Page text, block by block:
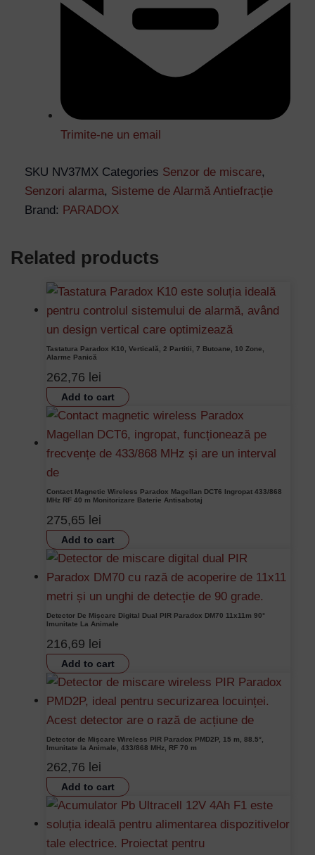
Trimite-ne un email
SKU NV37MX Categories Senzor de miscare,
Senzori alarma, Sisteme de Alarmă Antiefracție
Brand: PARADOX
Related products
Tastatura Paradox K10, Verticală, 2 Partitii, 7 Butoane, 10 Zone,
Alarme Panică
262,76 lei
Add to cart
Contact Magnetic Wireless Paradox Magellan DCT6 Ingropat 433/868
MHz RF 40 m Monitorizare Baterie Antisabotaj
275,65 lei
Add to cart
Detector De Mișcare Digital Dual PIR Paradox DM70 11x11m 90°
Imunitate La Animale
216,69 lei
Add to cart
Detector de Mișcare Wireless PIR Paradox PMD2P, 15 m, 88.5°,
Imunitate la Animale, 433/868 MHz, RF 70 m
262,76 lei
Add to cart